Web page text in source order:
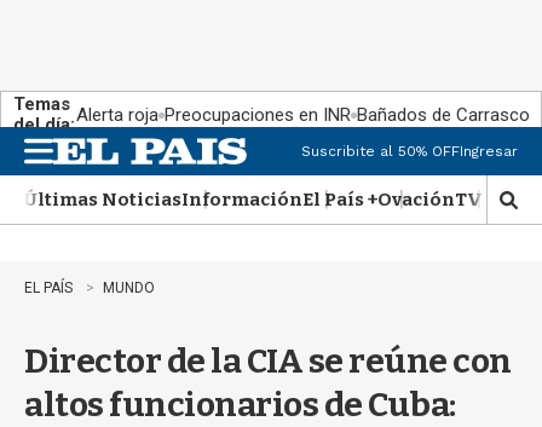
Temas
del día:Alerta roja Preocupaciones en INR Bañados de Carrasco
n
u
Suscribite al 50% OFFIngresar
Últimas NoticiasInformaciónEl País +OvaciónTV Show
M
o
r
b
EL PAÍS MUNDO
Director de la CIA se reúne con
altos funcionarios de Cuba: